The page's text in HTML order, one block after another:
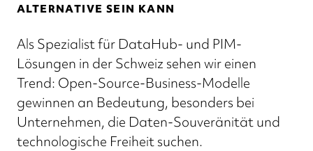
ALTERNATIVE SEIN KANN
Als Spezialist für DataHub- und PIM-
Lösungen in der Schweiz sehen wir einen
Trend: Open-Source-Business-Modelle
gewinnen an Bedeutung, besonders bei
Unternehmen, die Daten-Souveränität und
technologische Freiheit suchen.